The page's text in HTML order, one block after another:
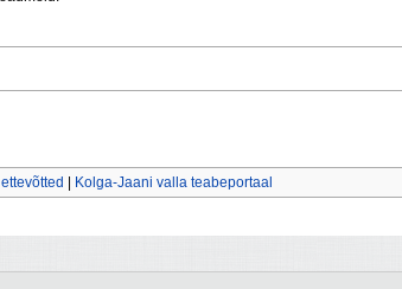
Kolga-Jaani valla teabeportaal